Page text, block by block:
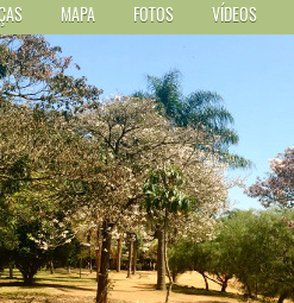
MAPA FOTOS VÍDEOS